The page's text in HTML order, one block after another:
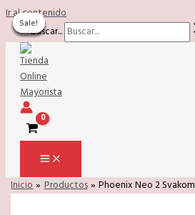
Ir al contenido
Buscar...
Inicio Productos Phoenix Neo 2 Svakom
Sale!
Sale!
Sale!
Sale!
Sale!
Sale!
Sale!